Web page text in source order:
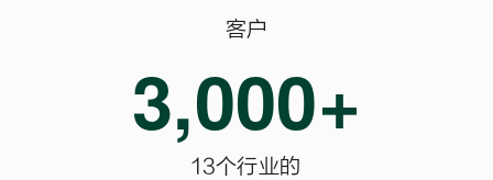
客户
3,000+
13个行业的